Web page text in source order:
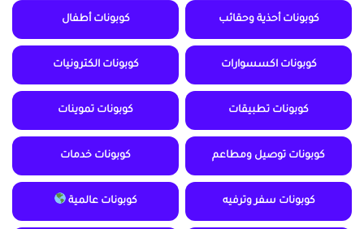
كوبونات أحذية وحقائب كوبونات أطفال
كوبونات اكسسوارات كوبونات الكترونيات
كوبونات تطبيقات كوبونات تموينات
كوبونات توصيل ومطاعم كوبونات خدمات
كوبونات سفر وترفيه كوبونات عالمية